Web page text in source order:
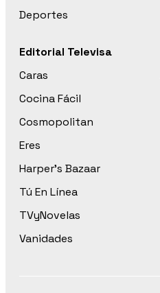
Deportes
Editorial Televisa
Caras
Cocina Fácil
Cosmopolitan
Eres
Harper’s Bazaar
Tú En Línea
TVyNovelas
Vanidades